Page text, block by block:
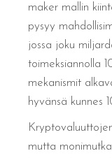
maker mallin
pysyy
jossa joku
toimeksiannolla
mekanismit
hyvänsä kunnes
mutta